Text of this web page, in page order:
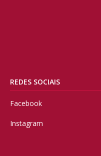
REDES SOCIAIS
Facebook
Instagram